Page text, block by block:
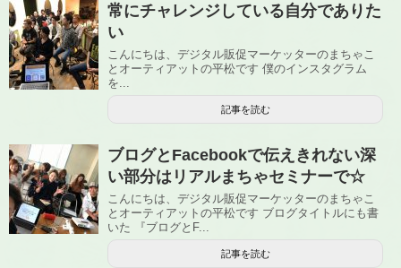
常にチャレンジしている自分でありた
い
こんにちは、デジタル販促マーケッターのまちゃこ
とオーティアットの平松です 僕のインスタグラム
を...
記事を読む
ブログとFacebookで伝えきれない深
い部分はリアルまちゃセミナーで☆
こんにちは、デジタル販促マーケッターのまちゃこ
とオーティアットの平松です ブログタイトルにも書
いた 『ブログとF...
記事を読む